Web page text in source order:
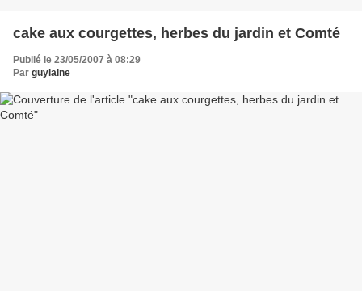
cake aux courgettes, herbes du jardin et Comté
Publié le 23/05/2007 à 08:29
Par guylaine